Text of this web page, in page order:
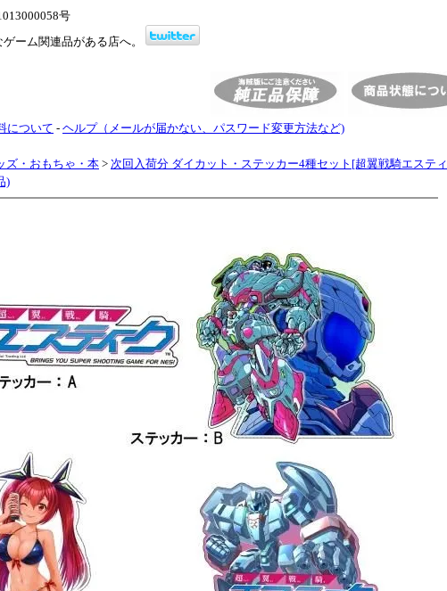
号
ム関連品がある店へ。
について - ヘルプ（メールが届かない、パスワード変更方法など)
ズ・おもちゃ・本 > 次回入荷分 ダイカット・ステッカー4種セット[超翼戦騎エスティ
)